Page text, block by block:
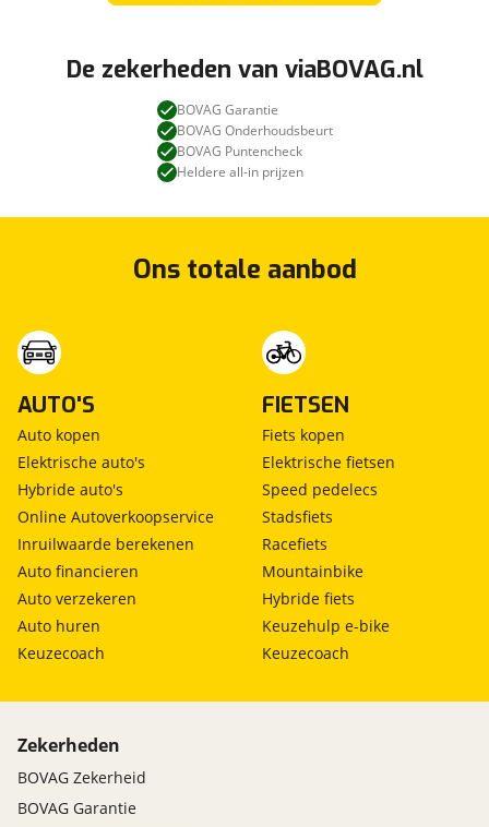
De zekerheden van viaBOVAG.nl
BOVAG Garantie
BOVAG Onderhoudsbeurt
BOVAG Puntencheck
Heldere all-in prijzen
Ons totale aanbod
AUTO'S
Auto kopen
Elektrische auto's
Hybride auto's
Online Autoverkoopservice
Inruilwaarde berekenen
Auto financieren
Auto verzekeren
Auto huren
Keuzecoach
FIETSEN
Fiets kopen
Elektrische fietsen
Speed pedelecs
Stadsfiets
Racefiets
Mountainbike
Hybride fiets
Keuzehulp e-bike
Keuzecoach
Zekerheden
BOVAG Zekerheid
BOVAG Garantie